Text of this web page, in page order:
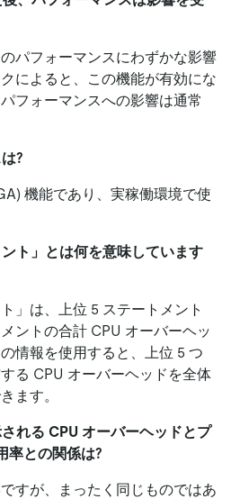
パフォーマンスにわずかな影響
によると、この機能が有効にな
フォーマンスへの影響は通常
?
機能であり、実稼働環境で使
ト」とは何を意味しています
」は、上位 5 ステートメント
ントの合計 CPU オーバーヘッ
情報を使用すると、上位 5 つ
る CPU オーバーヘッドを全体
ます。
れる CPU オーバーヘッドとプ
率との関係は?
すが、まったく同じものではあ